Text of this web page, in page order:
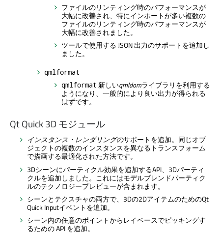
ファイルのリンティング時のパフォーマンスが
大幅に改善され、特にインポートが多い複数の
ファイルのリンティング時のパフォーマンスが
大幅に改善されました。
ツールで使用する JSON 出力のサポートを追加し
ました。
qmlformat
qmlformat 新しいqmldomライブラリを利用する
ようになり、一般的により良い出力が得られる
はずです。
Qt Quick 3Dモジュール
インスタンス・レンダリングのサポートを追加。同じオブ
ジェクトの複数のインスタンスを異なるトランスフォーム
で描画する最適化された方法です。
3Dシーンにパーティクル効果を追加するAPI、3Dパーティ
クルを追加しました。これにはモデルブレンドパーティク
ルのテクノロジープレビューが含まれます。
シーンとテクスチャの両方で、3Dの2DアイテムのためのQt
QuickInputイベントを追加。
シーン内の任意のポイントからレイベースでピッキングす
るための API を追加。